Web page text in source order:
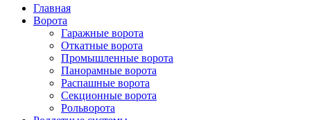
Главная
Ворота
Гаражные ворота
Откатные ворота
Промышленные ворота
Панорамные ворота
Распашные ворота
Секционные ворота
Рольворота